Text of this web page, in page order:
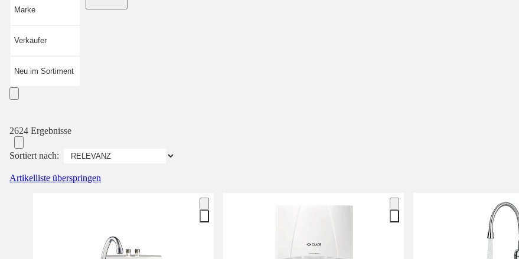
Marke
Verkäufer
Neu im Sortiment
2624 Ergebnisse
Sortiert nach:
Artikelliste überspringen